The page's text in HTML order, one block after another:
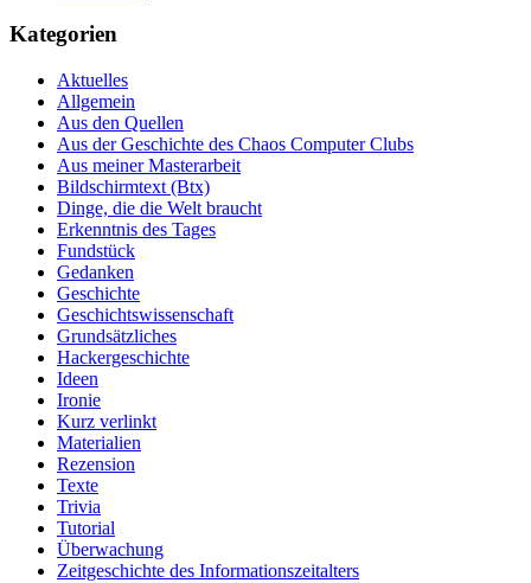
Kategorien
Aktuelles
Allgemein
Aus den Quellen
Aus der Geschichte des Chaos Computer Clubs
Aus meiner Masterarbeit
Bildschirmtext (Btx)
Dinge, die die Welt braucht
Erkenntnis des Tages
Fundstück
Gedanken
Geschichte
Geschichtswissenschaft
Grundsätzliches
Hackergeschichte
Ideen
Ironie
Kurz verlinkt
Materialien
Rezension
Texte
Trivia
Tutorial
Überwachung
Zeitgeschichte des Informationszeitalters